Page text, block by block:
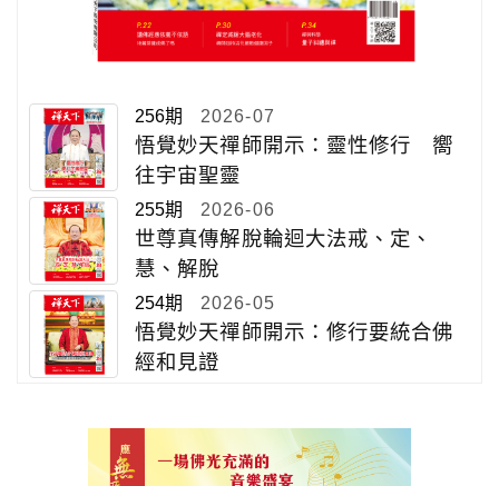
256期 2026-07
悟覺妙天禪師開示：靈性修行 嚮
往宇宙聖靈
255期 2026-06
世尊真傳解脫輪迴大法戒、定、
慧、解脫
254期 2026-05
悟覺妙天禪師開示：修行要統合佛
經和見證